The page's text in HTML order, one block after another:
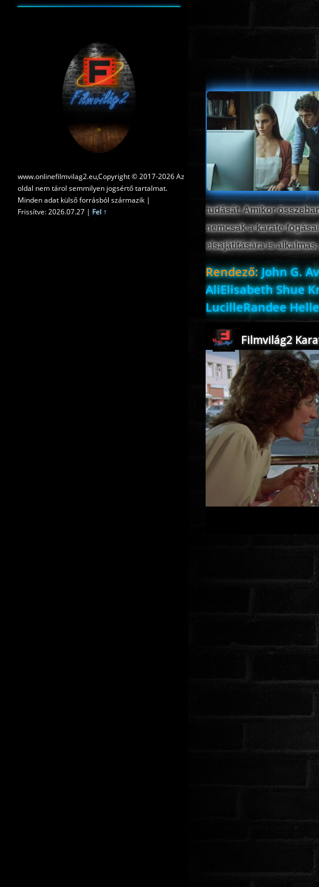
www.onlinefilmvilag2.eu,Copyright © 2017-2026 Az
oldal nem tárol semmilyen jogsértő tartalmat.
Minden adat külső forrásból származik |
Frissítve: 2026.07.27 | Fel ↑
tudását. Amikor
nemcsak a karate
elsajátítására is
Rendező:John G.
AliElisabeth Shue
LucilleRandee